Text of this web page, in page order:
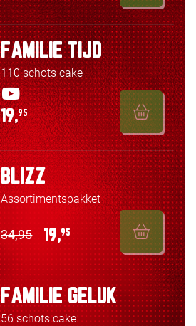
FAMILIE TIJD
110 schots cake
19,95
BLIZZ
Assortimentspakket
34,95 19,95
FAMILIE GELUK
56 schots cake